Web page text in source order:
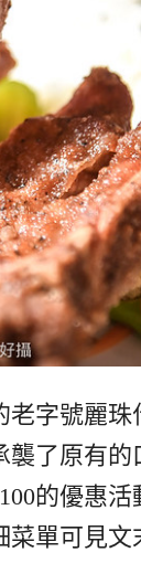
字號麗珠
了原有
的優惠
單可見文